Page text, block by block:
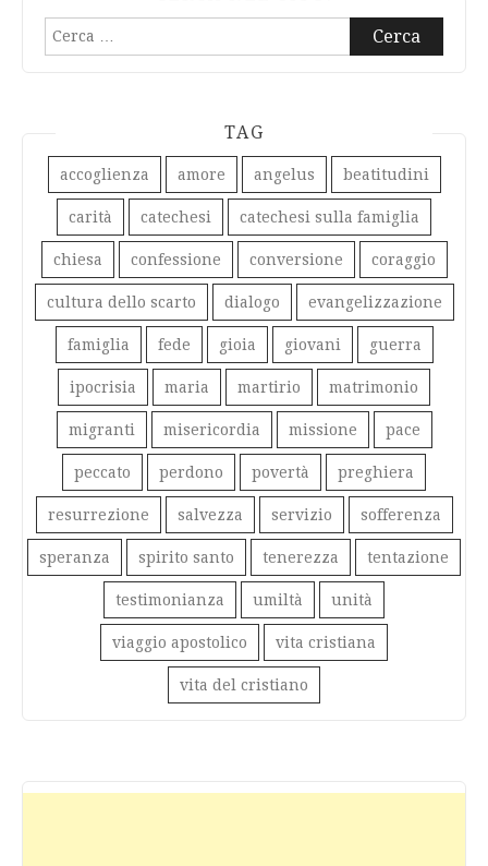
Ricerca
TAG
accoglienza amore angelus beatitudini
carità catechesi catechesi sulla famiglia
chiesa confessione conversione coraggio
cultura dello scarto dialogo evangelizzazione
famiglia fede gioia giovani guerra
ipocrisia maria martirio matrimonio
migranti misericordia missione pace
peccato perdono povertà preghiera
resurrezione salvezza servizio sofferenza
speranza spirito santo tenerezza tentazione
testimonianza umiltà unità
viaggio apostolico vita cristiana
vita del cristiano